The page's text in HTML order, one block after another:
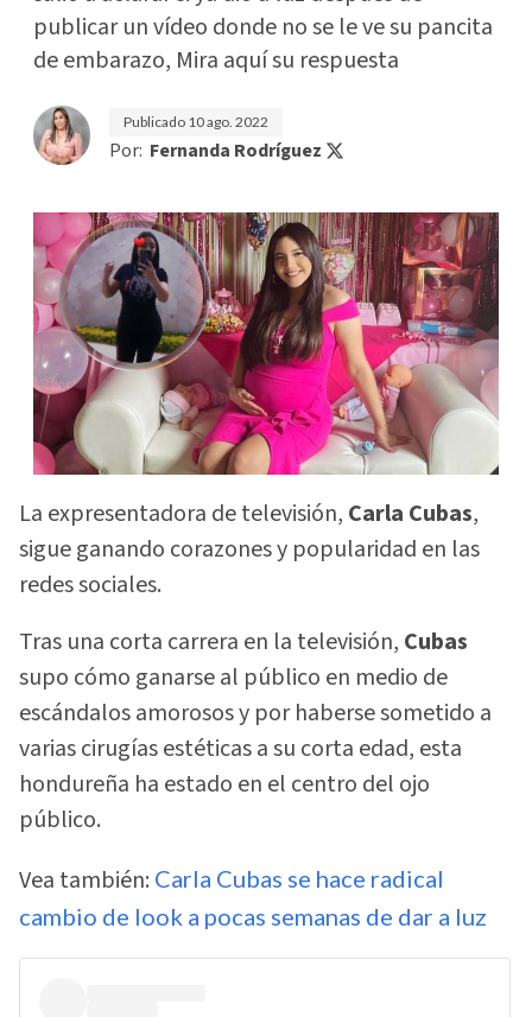
publicar un vídeo donde no se le ve su pancita
de embarazo, Mira aquí su respuesta
Publicado 10 ago. 2022
Por: Fernanda Rodríguez
La expresentadora de televisión, Carla Cubas,
sigue ganando corazones y popularidad en las
redes sociales.
Tras una corta carrera en la televisión, Cubas
supo cómo ganarse al público en medio de
escándalos amorosos y por haberse sometido a
varias cirugías estéticas a su corta edad, esta
hondureña ha estado en el centro del ojo
público.
Vea también: Carla Cubas se hace radical
cambio de look a pocas semanas de dar a luz